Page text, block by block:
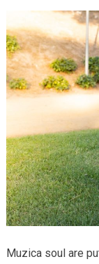
Muzica soul are